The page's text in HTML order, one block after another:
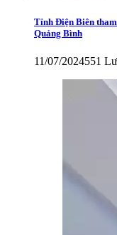
Tỉnh Điện Biên
Quảng Bình
11/07/2024551